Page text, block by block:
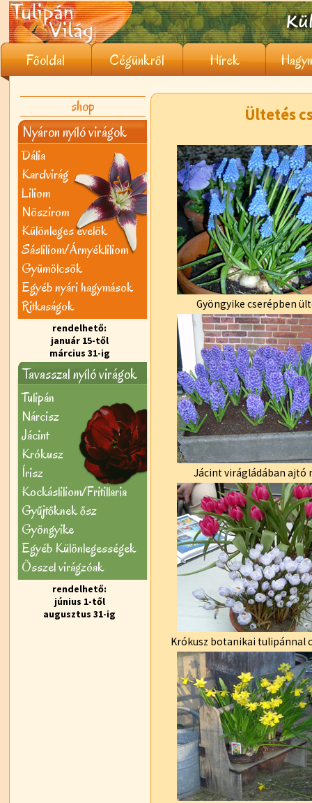
Főoldal Cégünkről Hírek
shop
Nyáron nyíló virágok
Dália
Kardvirág
Liliom
Nõszirom
Különleges évelõk
Sásliliom/Árnyékliliom
Gyümölcsök
Egyéb nyári hagymások
Ritkaságok
rendelhető:
január 15-től
március 31-ig
Tavasszal nyíló virágok
Tulipán
Nárcisz
Jácint
Krókusz
Írisz
Kockásliliom/Fritillaria
Gyűjtőknek ősz
Gyöngyike
Egyéb Különlegességek
Õsszel virágzóak
rendelhető:
június 1-től
augusztus 31-ig
Ültetés
Gyöngyike cserépben
Jácint virágládában ajtó
Krókusz botanikai tulipánnal